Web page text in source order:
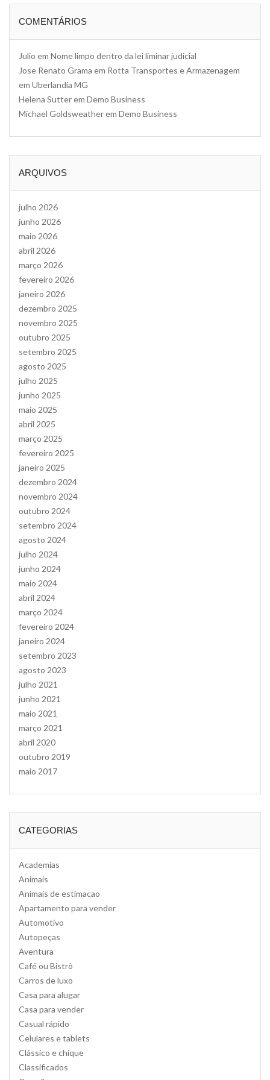
COMENTÁRIOS
Julio em Nome limpo dentro da lei liminar judicial
Jose Renato Grama em Rotta Transportes e Armazenagem
em Uberlandia MG
Helena Sutterem Demo Business
Michael Goldsweatherem Demo Business
ARQUIVOS
julho 2026
junho 2026
maio 2026
abril 2026
março 2026
fevereiro 2026
janeiro 2026
dezembro 2025
novembro 2025
outubro 2025
setembro 2025
agosto 2025
julho 2025
junho 2025
maio 2025
abril 2025
março 2025
fevereiro 2025
janeiro 2025
dezembro 2024
novembro 2024
outubro 2024
setembro 2024
agosto 2024
julho 2024
junho 2024
maio 2024
abril 2024
março 2024
fevereiro 2024
janeiro 2024
setembro 2023
agosto 2023
julho 2021
junho 2021
maio 2021
março 2021
abril 2020
outubro 2019
maio 2017
CATEGORIAS
Academias
Animais
Animais de estimacao
Apartamento para vender
Automotivo
Autopeças
Aventura
Café ou Bistrô
Carros de luxo
Casa para alugar
Casa para vender
Casual rápido
Celulares e tablets
Clássico e chique
Classificados